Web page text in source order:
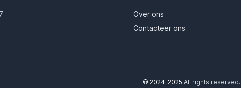
Over ons
Contacteer ons
© 2024-2025 All rights reserved.